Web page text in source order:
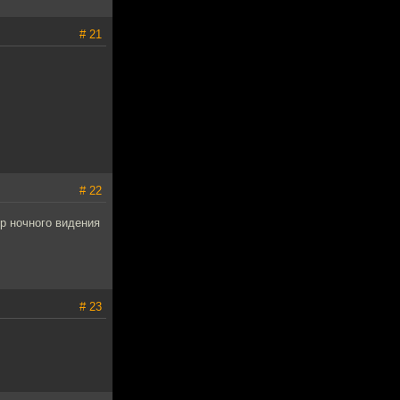
# 21
# 22
ночного видения
# 23